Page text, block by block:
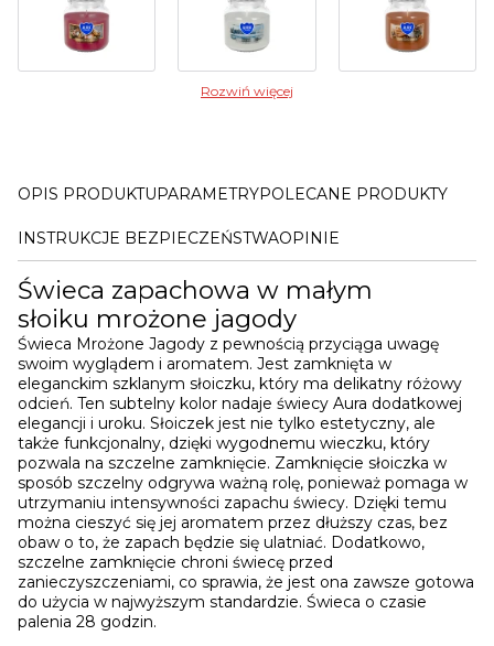
Rozwiń więcej
OPIS PRODUKTU PARAMETRYPOLECANE PRODUKTY
INSTRUKCJE BEZPIECZEŃSTWAOPINIE
Świeca zapachowa w małym
słoiku mrożone jagody
Świeca Mrożone Jagody z pewnością przyciąga uwagę
swoim wyglądem i aromatem. Jest zamknięta w
eleganckim szklanym słoiczku, który ma delikatny różowy
odcień. Ten subtelny kolor nadaje świecy Aura dodatkowej
elegancji i uroku. Słoiczek jest nie tylko estetyczny, ale
także funkcjonalny, dzięki wygodnemu wieczku, który
pozwala na szczelne zamknięcie. Zamknięcie słoiczka w
sposób szczelny odgrywa ważną rolę, ponieważ pomaga w
utrzymaniu intensywności zapachu świecy. Dzięki temu
można cieszyć się jej aromatem przez dłuższy czas, bez
obaw o to, że zapach będzie się ulatniać. Dodatkowo,
szczelne zamknięcie chroni świecę przed
zanieczyszczeniami, co sprawia, że jest ona zawsze gotowa
do użycia w najwyższym standardzie. Świeca o czasie
palenia 28 godzin.